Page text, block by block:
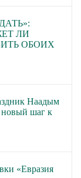
ЛИ
ОБОИХ
Наадым
новый шаг к
«Евразия